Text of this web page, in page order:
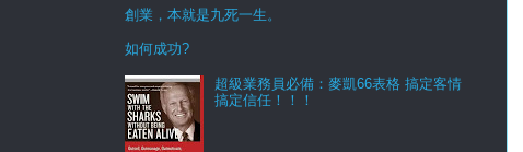
創業，本就是九死一生。
如何成功?
超級業務員必備：麥凱66表格 搞定客情
搞定信任！！！